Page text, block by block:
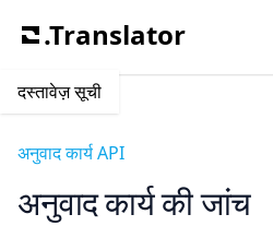
.Translator
दस्तावेज़ सूची
अनुवाद कार्य API
अनुवाद कार्य की जांच